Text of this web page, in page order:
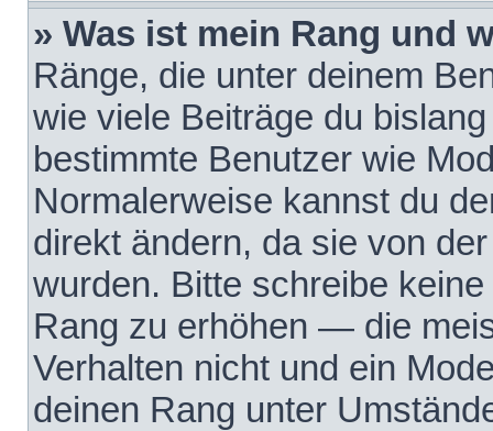
» Was ist mein Rang und
Ränge, die unter deinem
wie viele Beiträge du
bestimmte Benutzer wie
Normalerweise kannst du
direkt ändern, da sie von
wurden. Bitte schreibe
Rang zu erhöhen — die
Verhalten nicht und ein
deinen Rang unter